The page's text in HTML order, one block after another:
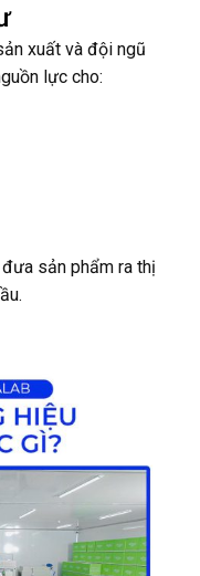
xuất và đội ngũ
lực cho:
sản phẩm ra thị